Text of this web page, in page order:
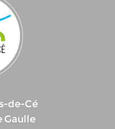
de-Cé
Gaulle